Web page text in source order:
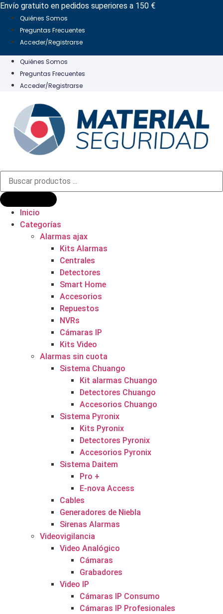
Ir
contenido
Envío gratuito en pedidos superiores a 150 €
Quiénes Somos
Preguntas Frecuentes
Acceder/Registrarse
Quiénes Somos
Preguntas Frecuentes
Acceder/Registrarse
Búsqueda
productos
Inicio
Categorías
Alarmas ajax
Kits Alarmas
Centrales
Detectores
Smart Home
Accesorios
Repuestos
NVRs
Cámaras IP
Kits Video
Alarmas sin cuota
Sistema Chuango
Kit alarmas Chuango
Detectores Chuango
Accesorios Chuango
Sistema Pyronix
Kits Pyronix
Detectores Pyronix
Accesorios Pyronix
Sistema Daitem
Pro +
E-nova Access
Cables
Generadores de Niebla
Sirenas Alarmas
Videovigilancia
Video Analógico
Cámaras
Grabadores
Video IP
Cámaras IP Consumo
Cámaras IP Profesionales